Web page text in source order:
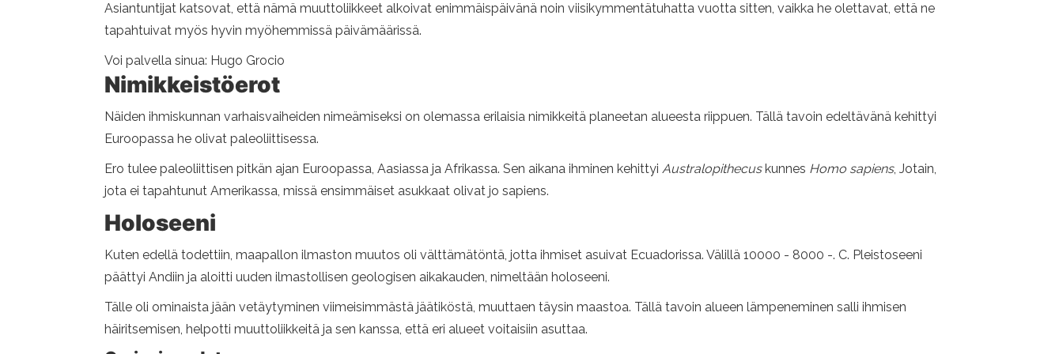
Asiantuntijat katsovat, että nämä muuttoliikkeet alkoivat enimmäispäivänä noin viisikymmentätuhatta vuotta sitten, vaikka he olettavat, että ne
tapahtuivat myös hyvin myöhemmissä päivämäärissä.
Voi palvella sinua: Hugo Grocio
Nimikkeistöerot
Näiden ihmiskunnan varhaisvaiheiden nimeämiseksi on olemassa erilaisia ​​nimikkeitä planeetan alueesta riippuen. Tällä tavoin edeltävänä kehittyi
Euroopassa he olivat paleoliittisessa.
Ero tulee paleoliittisen pitkän ajan Euroopassa, Aasiassa ja Afrikassa. Sen aikana ihminen kehittyi Australopithecuskunnes Homo sapiens, Jotain,
jota ei tapahtunut Amerikassa, missä ensimmäiset asukkaat olivat jo sapiens.
Holoseeni
Kuten edellä todettiin, maapallon ilmaston muutos oli välttämätöntä, jotta ihmiset asuivat Ecuadorissa. Välillä 10000 - 8000 -. C. Pleistoseeni
päättyi Andiin ja aloitti uuden ilmastollisen geologisen aikakauden, nimeltään holoseeni.
Tälle oli ominaista jään vetäytyminen viimeisimmästä jäätiköstä, muuttaen täysin maastoa. Tällä tavoin alueen lämpeneminen salli ihmisen
häiritsemisen, helpotti muuttoliikkeitä ja sen kanssa, että eri alueet voitaisiin asuttaa.